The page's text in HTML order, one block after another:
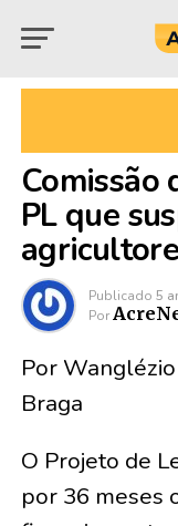
Comissão
PL que
Publicado 5
Por
Por
Braga
O Projeto de
por 36 meses